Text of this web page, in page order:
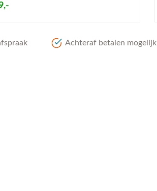
Achteraf betalen mogelijk